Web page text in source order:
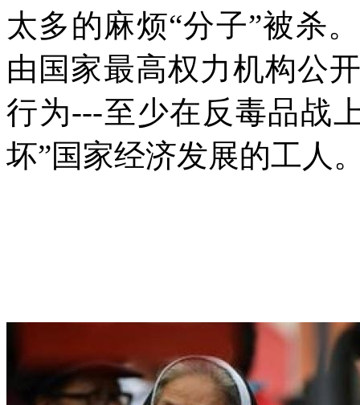
太多的麻烦“分子”被杀
由国家最高权力机构公
行为---至少在反毒品战
坏”国家经济发展的工人